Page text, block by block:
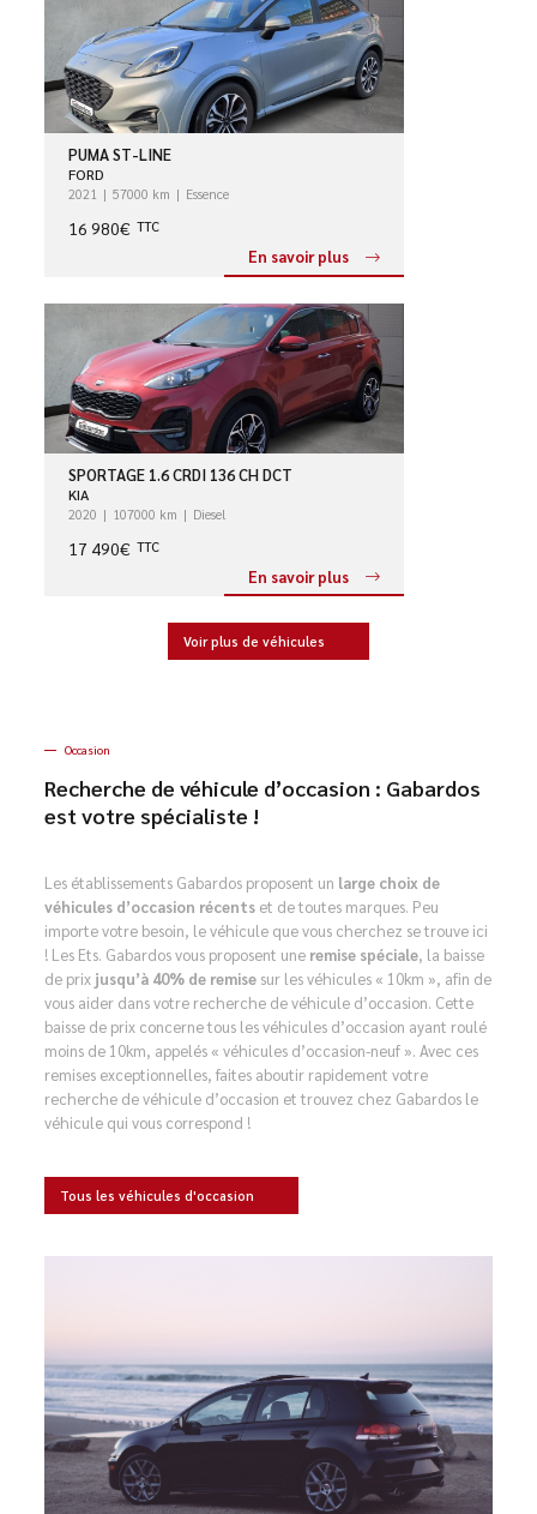
PUMA ST-LINE
FORD
2021 57000 km Essence
16 980€ TTC
En savoir plus
SPORTAGE 1.6 CRDI 136 CH DCT
KIA
2020 107000 km Diesel
17 490€ TTC
En savoir plus
Voir plus de véhicules
Occasion
Recherche de véhicule d’occasion : Gabardos
est votre spécialiste !
Les établissements Gabardos proposent un large choix de
véhicules d’occasion récents et de toutes marques. Peu
importe votre besoin, le véhicule que vous cherchez se trouve ici
! Les Ets. Gabardos vous proposent une remise spéciale, la baisse
de prix jusqu’à 40% de remise sur les véhicules « 10km », afin de
vous aider dans votre recherche de véhicule d’occasion. Cette
baisse de prix concerne tous les véhicules d’occasion ayant roulé
moins de 10km, appelés « véhicules d’occasion-neuf ». Avec ces
remises exceptionnelles, faites aboutir rapidement votre
recherche de véhicule d’occasion et trouvez chez Gabardos le
véhicule qui vous correspond !
Tous les véhicules d'occasion